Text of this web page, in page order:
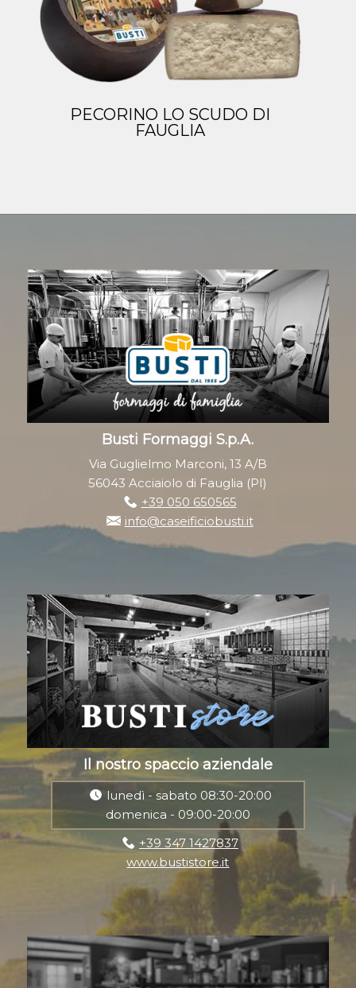
PECORINO LO SCUDO DI
FAUGLIA
Busti Formaggi S.p.A.
Via Guglielmo Marconi, 13 A/B
56043 Acciaiolo di Fauglia (PI)
+39 050 650565
info@caseificiobusti.it
Il nostro spaccio aziendale
lunedì - sabato 08:30-20:00
domenica - 09:00-20:00
+39 347 1427837
www.bustistore.it